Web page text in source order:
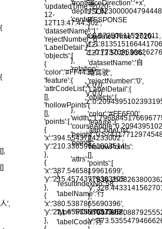
'frontFaceDirection':'+x',
'center':
{
'x':6.072506115371611,
'y':-
'z':-
},
'rotation':
{
'x':0.0,
'y':0.0,
},
'points':
[],
'attrs':
[]
},
'resultIndexNo':58,
'labelName':'行
人',
'type':'POINTCLOUD',
'labelCode':'行
'updatedTime':'2020-
12-
12T13:47:44.302',
'datasetName':'1',
'rejectNumber':'0',
'LabelDetail':{
'objects':[
{
'color':'#FF4436',
'feature':{
'attrCodeList':
[],
'hollowPoints':
[],
'points':[
{
'x':'394.5543774233002',
'y':'210.33659661003514'
},
{
'x':'387.5465819961699',
'y':'215.45743779383105'
},
{
'x':'380.5387865690396',
'y':'221.6563508057945'
},
容
JSON
RESPONSE
{
'updatedTime':'2020-
12-
12T13:50:21.936',
'datasetName':'自
动驾驶',
'rejectNumber':'0',
'LabelDetail':{
'objects':[
{
'color':'#FE6F00',
'feature':{
'attrCodeList':
[],
'hollowPoints':
[],
'points':[
{
},
{